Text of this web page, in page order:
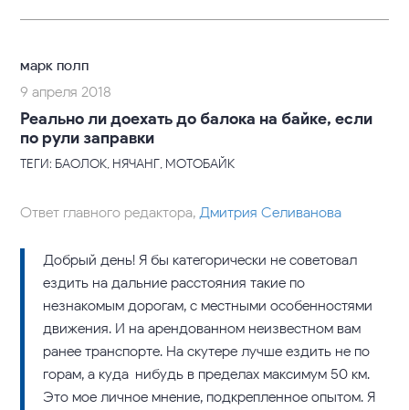
марк полп
9 апреля 2018
Реально ли доехать до балока на байке, если
по рули заправки
ТЕГИ: БАОЛОК, НЯЧАНГ, МОТОБАЙК
Ответ главного редактора,Дмитрия Селиванова
Добрый день! Я бы категорически не советовал
ездить на дальние расстояния такие по
незнакомым дорогам, с местными особенностями
движения. И на арендованном неизвестном вам
ранее транспорте. На скутере лучше ездить не по
горам, а куда-нибудь в пределах максимум 50 км.
Это мое личное мнение, подкрепленное опытом. Я